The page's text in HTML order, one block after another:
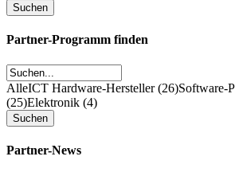
Partner-Programm finden
AlleICT Hardware-Hersteller (26)Software-
(25)Elektronik (4)
Partner-News